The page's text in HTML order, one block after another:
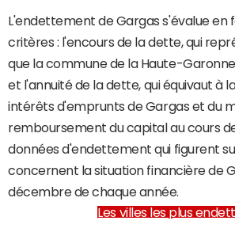
L'endettement de Gargas s'évalue en
critères : l'encours de la dette, qui
que la commune de la Haute-
et l'annuité de la dette, qui équivaut à
intérêts d'emprunts de Gargas et du
remboursement du capital au cours
données d'endettement qui figurent
concernent la situation financière de
décembre de chaque année.
Les villes les plus